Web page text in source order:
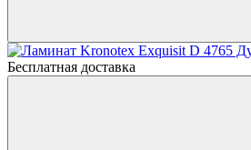
Бесплатная доставка